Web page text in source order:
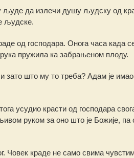
људе да излечи душу људску од
људске.
од господара. Онога часа када
пружила ка забрањеном плоду.
зато што му то треба? Адам је имао
усудио красти од господара
руком за оно што је Божије, па
Човек краде не само свима